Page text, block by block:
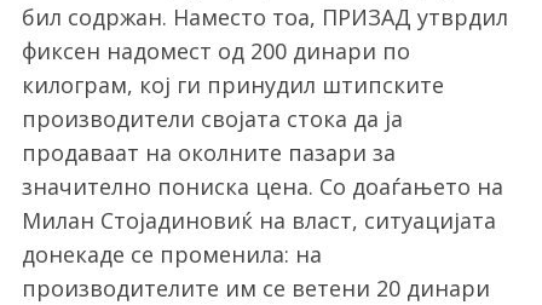
бил содржан. Наместо тоа, ПРИЗАД утврдил
фиксен надомест од 200 динари по
килограм, кој ги принудил штипските
производители својата стока да ја
продаваат на околните пазари за
значително пониска цена. Со доаѓањето на
Милан Стојадиновиќ на власт, ситуацијата
донекаде се променила: на
производителите им се ветени 20 динари